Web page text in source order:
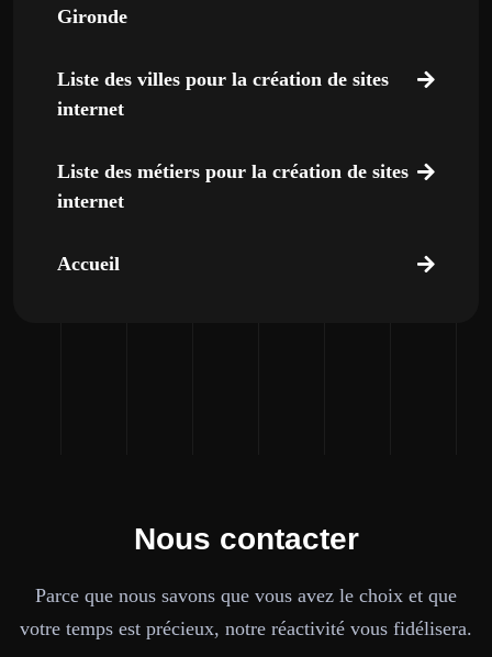
Gironde
Liste des villes pour la création de sites
internet
Liste des métiers pour la création de sites
internet
Accueil
Nous contacter
Parce que nous savons que vous avez le choix et que
votre temps est précieux, notre réactivité vous fidélisera.